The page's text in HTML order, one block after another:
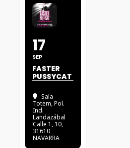
17
SEP
FASTER
PUSSYCAT
Sala
Totem, Pol.
Ind.
Landazábal
Calle 1, 10,
31610
NAVARRA